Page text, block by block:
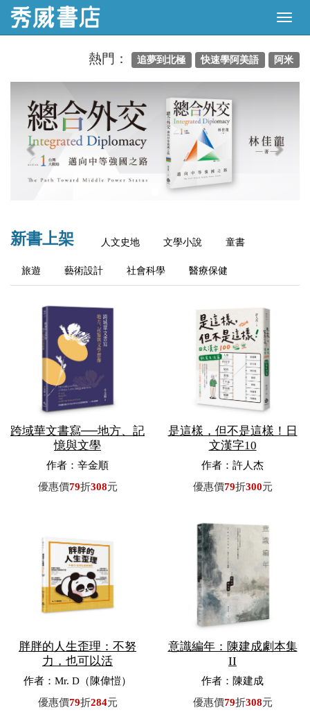
熱門： 追夢到北極 快速學阿美語 阿米
新書上架 人文史地 文學小說 童書
旅遊 藝術設計 社會科學 醫療保健
跨域華文書寫──地方、記
憶與文學
作者：辛金順
優惠價79折308元
是這樣，但不是這樣！日
文漢字10
作者：許人杰
優惠價79折300元
胖胖的人生歪理：不努
力，也可以活
作者：Mr. D（陳偉愷）
優惠價79折284元
意識編年：陳建成劇本集
II
作者：陳建成
優惠價79折308元